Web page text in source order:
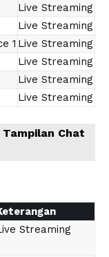
Live Streaming
Live Streaming
1 Live Streaming
Live Streaming
Live Streaming
Live Streaming
Chat
Streaming